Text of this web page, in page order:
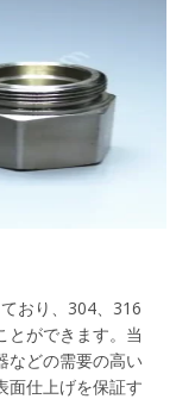
おり、304、316
とができます。当
などの需要の高い
面仕上げを保証す